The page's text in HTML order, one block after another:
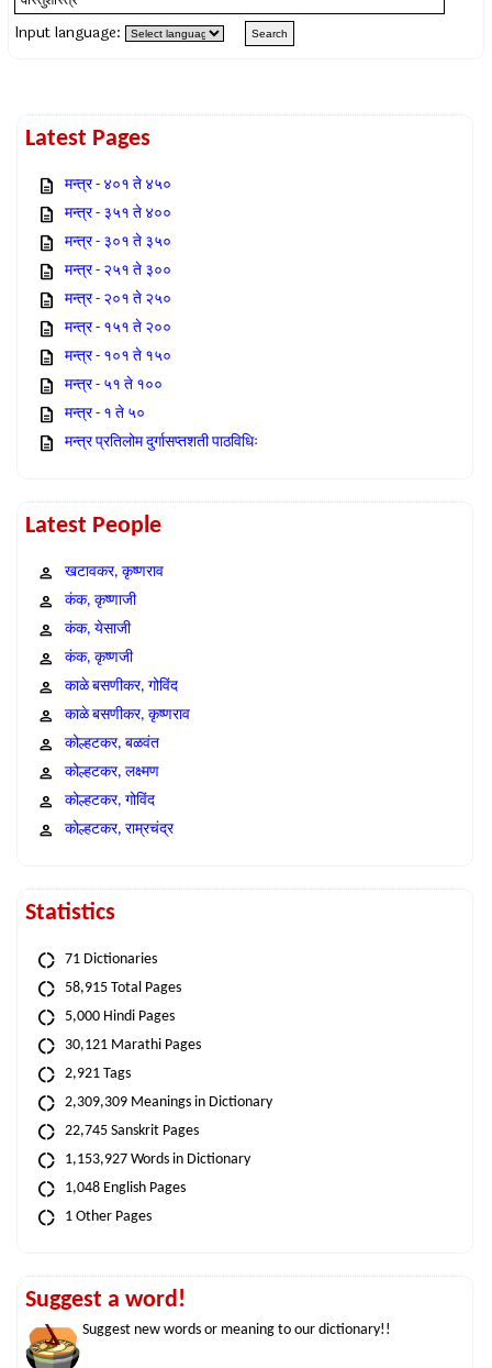
Input language:
Latest Pages
मन्त्र - ४०१ ते ४५०
मन्त्र - ३५१ ते ४००
मन्त्र - ३०१ ते ३५०
मन्त्र - २५१ ते ३००
मन्त्र - २०१ ते २५०
मन्त्र - १५१ ते २००
मन्त्र - १०१ ते १५०
मन्त्र - ५१ ते १००
मन्त्र - १ ते ५०
मन्त्र प्रतिलोम दुर्गासप्तशती पाठविधिः
Latest People
खटावकर, कृष्णराव
कंक, कृष्णाजी
कंक, येसाजी
कंक, कृष्णजी
काळे बसणीकर, गोविंद
काळे बसणीकर, कृष्णराव
कोल्हटकर, बळवंत
कोल्हटकर, लक्ष्मण
कोल्हटकर, गोविंद
कोल्हटकर, राम्रचंद्र
Statistics
71 Dictionaries
58,915 Total Pages
5,000 Hindi Pages
30,121 Marathi Pages
2,921 Tags
2,309,309 Meanings in Dictionary
22,745 Sanskrit Pages
1,153,927 Words in Dictionary
1,048 English Pages
1 Other Pages
Suggest a word!
Suggest new words or meaning to our dictionary!!